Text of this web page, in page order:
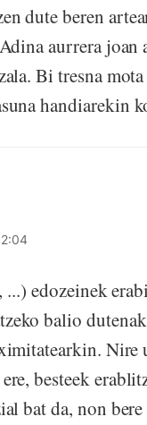
dute beren
aurrera joan
Bi tresna
handiarekin
edozeinek
balio
Nire
besteek
bat da, non